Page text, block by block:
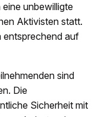
unbewilligte
Aktivisten statt.
entsprechend auf
sind
Die
Sicherheit mit